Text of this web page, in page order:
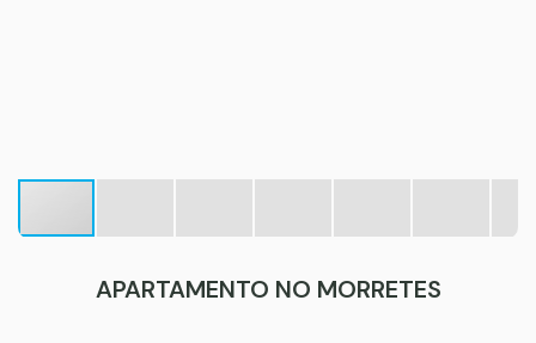
APARTAMENTO NO MORRETES